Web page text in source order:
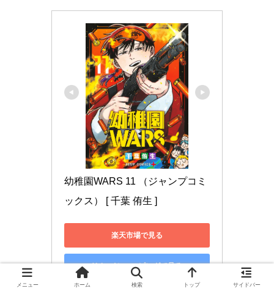
幼稚園WARS 11 （ジャンプコミ
ックス） [ 千葉 侑生 ]
楽天市場で見る
Yahoo!ショッピングで見る
メニュー ホーム 検索 トップ サイドバー